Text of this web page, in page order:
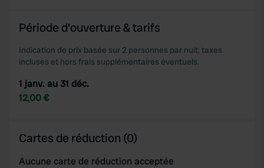
Période d'ouverture & tarifs
Indication de prix basée sur 2 personnes par nuit, taxes
incluses et hors frais supplémentaires éventuels.
1 janv. au 31 déc.
12,00 €
Cartes de réduction (0)
Aucune carte de réduction acceptée